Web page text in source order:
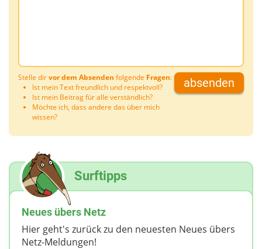
Stelle dirvor dem Absenden folgende Fragen:
Ist mein Text freundlich und respektvoll?
Ist mein Beitrag für alle verständlich?
Möchte ich, dass andere das über mich
wissen?
absenden
Surftipps
Neues übers Netz
Hier geht's zurück zu den neuesten Neues übers
Netz-Meldungen!